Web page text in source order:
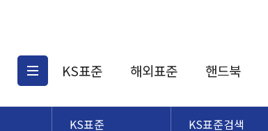
KS표준 해외표준 핸드북
KS표준 KS표준검색